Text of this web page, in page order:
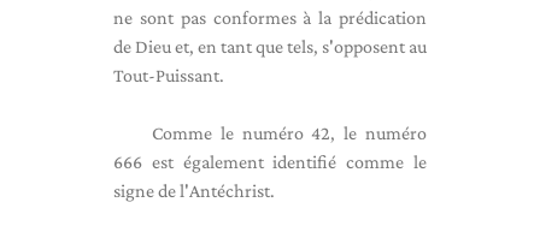
ne sont pas conformes à la prédication
de Dieu et, en tant que tels, s'opposent au
Tout-Puissant.
Comme le numéro 42, le numéro
666 est également identifié comme le
signe de l'Antéchrist.